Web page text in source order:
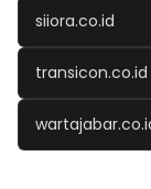
siiora.co.id
transicon.co.id